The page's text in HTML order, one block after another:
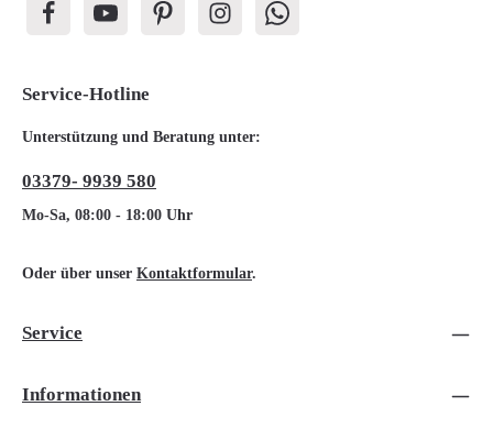
Service-Hotline
Unterstützung und Beratung unter:
03379- 9939 580
Mo-Sa, 08:00 - 18:00 Uhr
Oder über unser Kontaktformular.
Service
Informationen